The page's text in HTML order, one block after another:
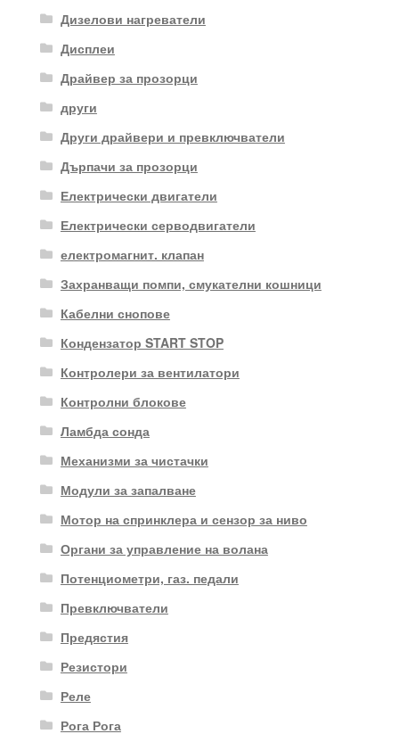
Дизелови нагреватели
Дисплеи
Драйвер за прозорци
други
Други драйвери и превключватели
Дърпачи за прозорци
Електрически двигатели
Електрически серводвигатели
електромагнит. клапан
Захранващи помпи, смукателни кошници
Кабелни снопове
Кондензатор START STOP
Контролери за вентилатори
Контролни блокове
Ламбда сонда
Механизми за чистачки
Модули за запалване
Мотор на спринклера и сензор за ниво
Органи за управление на волана
Потенциометри, газ. педали
Превключватели
Предястия
Резистори
Реле
Рога Рога